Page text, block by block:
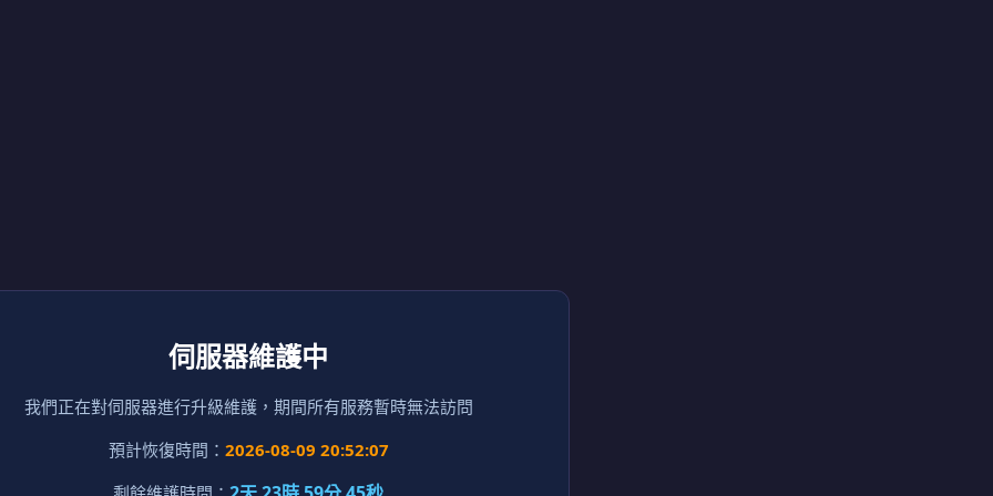
伺服器維護中
我們正在對伺服器進行升級維護，期間所有服務暫時無法訪問
預計恢復時間： 2026-08-09 20:52:07